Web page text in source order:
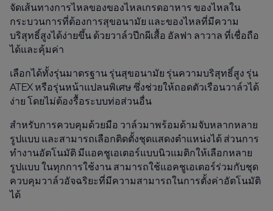
จัดเส้นทางการไหลของของไหลเกรดอาหาร ของไหลใน
กระบวนการที่ต้องการสุขอนามัย และของไหลที่มีความ
บริสุทธิ์สูงได้ง่ายขึ้น ด้วยวาล์วปีกผีเสื้อ อัลฟา ลาวาล ที่เชื่อถือ
ได้และคุ้มค่า
เลือกได้ทั้งรุ่นมาตรฐาน รุ่นสุขอนามัย รุ่นความบริสุทธิ์สูง รุ่น
ATEX หรือรุ่นหน้าแปลนพิเศษ ซึ่งช่วยให้ถอดตัวเรือนวาล์วได้
ง่าย โดยไม่ต้องรื้อระบบท่อส่วนอื่น
สำหรับการควบคุมด้วยมือ วาล์วมาพร้อมด้ามจับหลากหลาย
รูปแบบ และสามารถเลือกติดตั้งชุดแสดงตำแหน่งได้ ส่วนการ
ทำงานอัตโนมัติ มีแอคชูเอเตอร์แบบนิวแมติกให้เลือกหลาย
รูปแบบ ในทุกการใช้งาน สามารถใช้แอคชูเอเตอร์ร่วมกับชุด
ควบคุมวาล์วอัจฉริยะที่มีความสามารถในการตั้งค่าอัตโนมัติ
ได้